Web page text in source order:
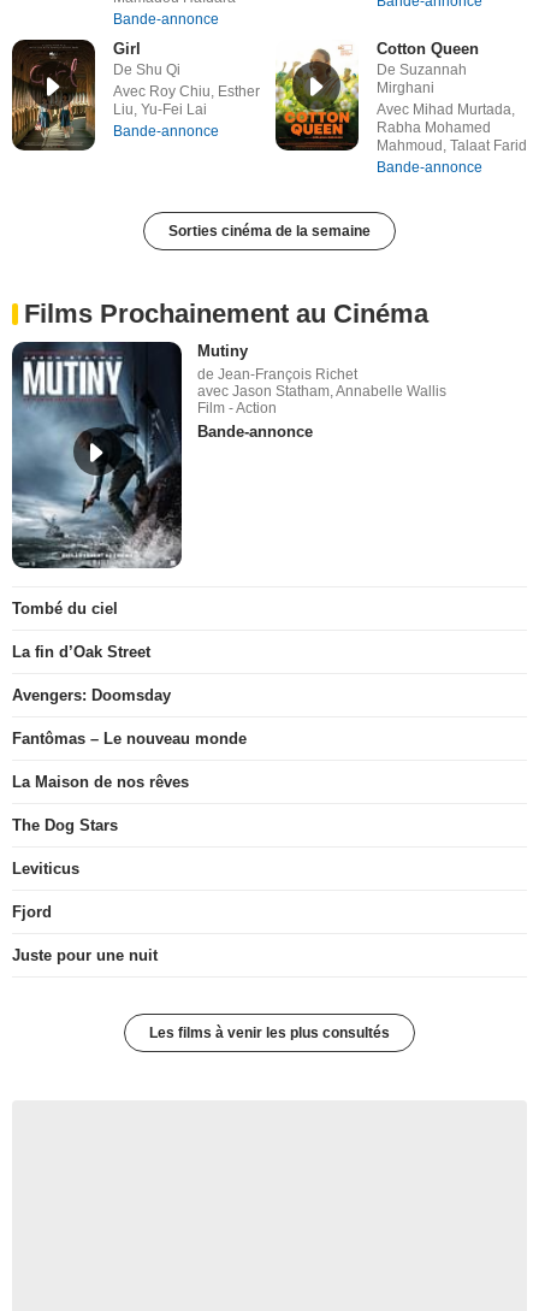
Bande-annonce
Girl
De Shu Qi
Avec Roy Chiu, Esther
Liu, Yu-Fei Lai
Bande-annonce
Cotton Queen
De Suzannah
Mirghani
Avec Mihad Murtada,
Rabha Mohamed
Mahmoud, Talaat Farid
Bande-annonce
Sorties cinéma de la semaine
Films Prochainement au Cinéma
Mutiny
de Jean-François Richet
avec Jason Statham, Annabelle Wallis
Film - Action
Bande-annonce
Tombé du ciel
La fin d’Oak Street
Avengers: Doomsday
Fantômas – Le nouveau monde
La Maison de nos rêves
The Dog Stars
Leviticus
Fjord
Juste pour une nuit
Les films à venir les plus consultés